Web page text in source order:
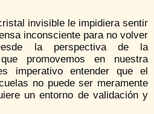
invisible le impidiera sentir
inconsciente para no volver
la perspectiva de la
promovemos en nuestra
imperativo entender que el
no puede ser meramente
un entorno de validación y